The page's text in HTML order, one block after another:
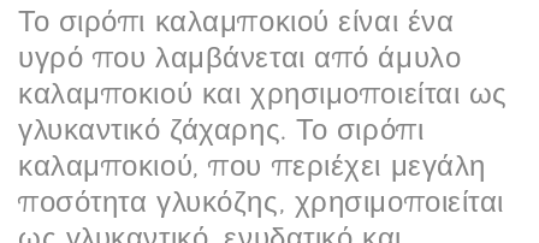
Το σιρόπι καλαμποκιού είναι ένα
υγρό που λαμβάνεται από άμυλο
καλαμποκιού και χρησιμοποιείται ως
γλυκαντικό ζάχαρης. Το σιρόπι
καλαμποκιού, που περιέχει μεγάλη
ποσότητα γλυκόζης, χρησιμοποιείται